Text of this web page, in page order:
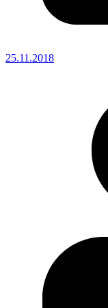
25.11.2018